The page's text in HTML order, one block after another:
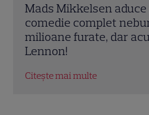
Emma Heming Willis
mare mit despre boala
Care este, de fapt,